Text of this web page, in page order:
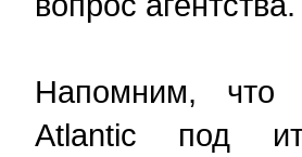
Напомним, что
Atlantic под